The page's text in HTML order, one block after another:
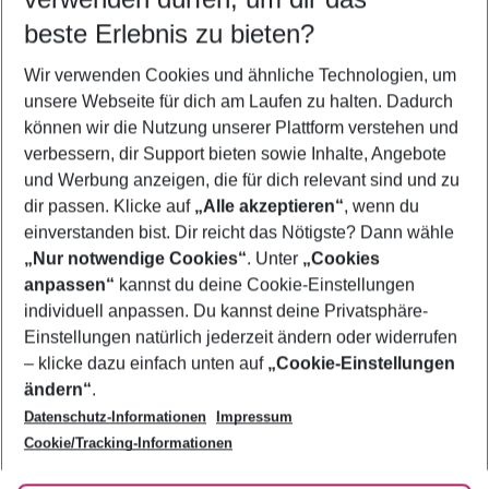
5-8 Nächte
2 Erwachsene Keine Kinder
Mehr Filter anzeigen
Footer
Footer navigation
Über uns
AGB
Bestpreisgarantie
Cookie-Einstellungen ändern
Cookie-Richtlinie
Agenturbetreuung
Barrierefreies Reisen
Folge uns
beste Erlebnis zu bieten?
Wir verwenden Cookies und ähnliche Technologien, um
unsere Webseite für dich am Laufen zu halten. Dadurch
können wir die Nutzung unserer Plattform verstehen und
verbessern, dir Support bieten sowie Inhalte, Angebote
und Werbung anzeigen, die für dich relevant sind und zu
dir passen. Klicke auf „Alle akzeptieren“, wenn du
einverstanden bist. Dir reicht das Nötigste? Dann wähle
„Nur notwendige Cookies“. Unter „Cookies
anpassen“ kannst du deine Cookie-Einstellungen
individuell anpassen. Du kannst deine Privatsphäre-
Einstellungen natürlich jederzeit ändern oder widerrufen
– klicke dazu einfach unten auf „Cookie-Einstellungen
ändern“.
Datenschutz-Informationen
Impressum
Cookie/Tracking-Informationen